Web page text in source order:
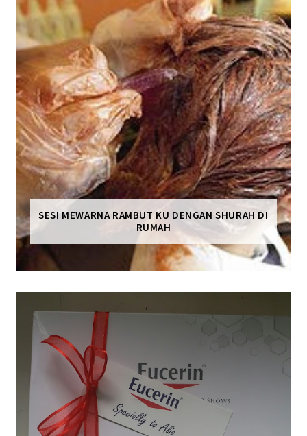
SESI MEWARNA RAMBUT KU DENGAN SHURAH DI
RUMAH